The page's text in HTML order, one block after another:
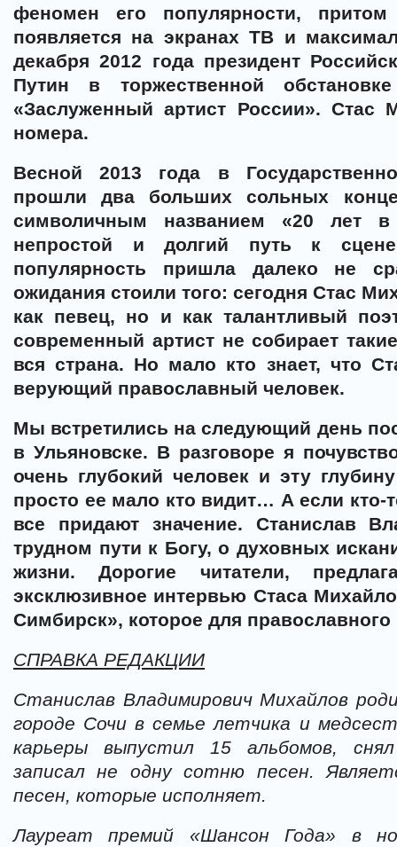
феномен его популярности,
появляется на экранах ТВ и
декабря 2012 года президент
Путин в торжественной
«Заслуженный артист России». Стас
номера.
Весной 2013 года в
прошли два больших сольных
символичным названием «20 лет
непростой и долгий путь к
популярность пришла далеко не
ожидания стоили того: сегодня Стас
как певец, но и как талантливый
современный артист не собирает
вся страна. Но мало кто знает, что
верующий православный человек.
Мы встретились на следующий день
в Ульяновске. В разговоре я
очень глубокий человек и эту
просто ее мало кто видит… А если кто-
все придают значение. Станислав
трудном пути к Богу, о духовных
жизни. Дорогие читатели,
эксклюзивное интервью Стаса
Симбирск», которое для
СПРАВКА РЕДАКЦИИ
Станислав Владимирович Михайлов
городе Сочи в семье летчика и
карьеры выпустил 15 альбомов,
записал не одну сотню песен.
песен, которые исполняет.
Лауреат премий «Шансон Года» в